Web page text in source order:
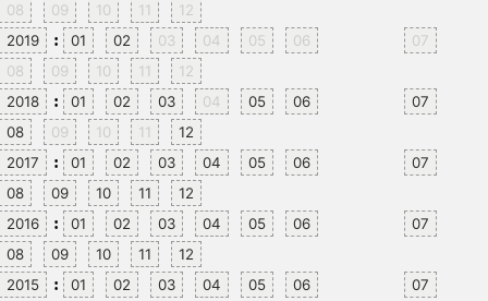
08
09 10 11
12
2019
: 01 02 03 04 05 06
07
08
09 10 11
12
2018
: 01 02 03 04 05 06
07
08
09 10 11
12
2017
: 01 02 03 04 05 06
07
08
09 10 11
12
2016
: 01 02 03 04 05 06
07
08
09 10 11
12
2015
: 01 02 03 04 05 06 07